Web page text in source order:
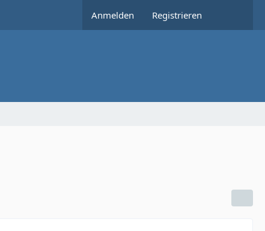
Anmelden Registrieren